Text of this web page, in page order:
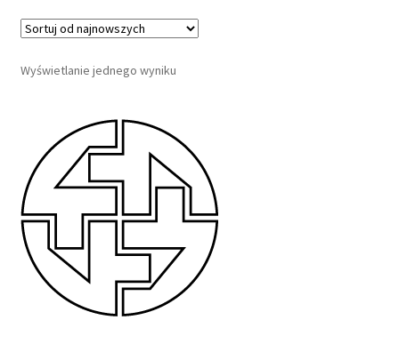
Wyświetlanie jednego wyniku